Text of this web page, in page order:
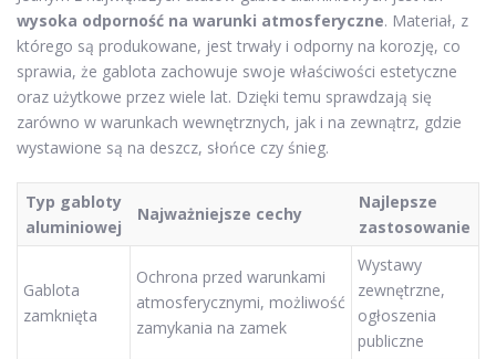
wysoka odporność na warunki atmosferyczne. Materiał, z
którego są produkowane, jest trwały i odporny na korozję, co
sprawia, że gablota zachowuje swoje właściwości estetyczne
oraz użytkowe przez wiele lat. Dzięki temu sprawdzają się
zarówno w warunkach wewnętrznych, jak i na zewnątrz, gdzie
wystawione są na deszcz, słońce czy śnieg.
Typ gabloty
aluminiowej
Najważniejsze cechy
Najlepsze
zastosowanie
Gablota
zamknięta
Ochrona przed warunkami
atmosferycznymi, możliwość
zamykania na zamek
Wystawy
zewnętrzne,
ogłoszenia
publiczne